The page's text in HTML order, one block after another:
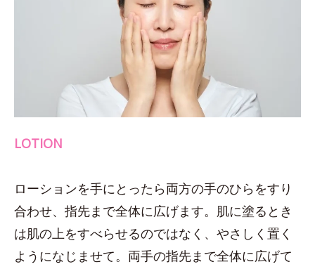
LOTION
ローションを手にとったら両方の手のひらをすり
合わせ、指先まで全体に広げます。肌に塗るとき
は肌の上をすべらせるのではなく、やさしく置く
ようになじませて。両手の指先まで全体に広げて